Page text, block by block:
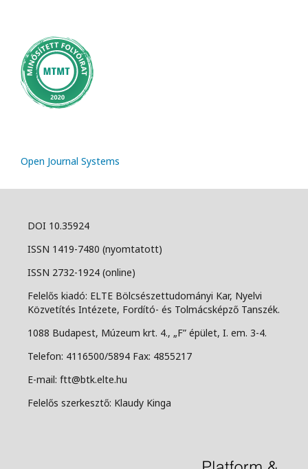
Open Journal Systems
DOI 10.35924
ISSN 1419-7480 (nyomtatott)
ISSN 2732-1924 (online)
Felelős kiadó: ELTE Bölcsészettudományi Kar, Nyelvi
Közvetítés Intézete, Fordító- és Tolmácsképző Tanszék.
1088 Budapest, Múzeum krt. 4., „F” épület, I. em. 3-4.
Telefon: 4116500/5894 Fax: 4855217
E-mail: ftt@btk.elte.hu
Felelős szerkesztő: Klaudy Kinga